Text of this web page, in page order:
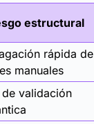
estructural
rápida de
manuales
de validación